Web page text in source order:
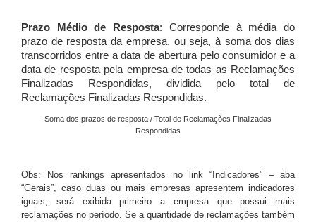
Prazo Médio de Resposta: Corresponde à média do
prazo de resposta da empresa, ou seja, à soma dos dias
transcorridos entre a data de abertura pelo consumidor e a
data de resposta pela empresa de todas as Reclamações
Finalizadas Respondidas, dividida pelo total de
Reclamações Finalizadas Respondidas.
Soma dos prazos de resposta / Total de Reclamações Finalizadas
Respondidas
Obs: Nos rankings apresentados no link “Indicadores” – aba
“Gerais”, caso duas ou mais empresas apresentem indicadores
iguais, será exibida primeiro a empresa que possui mais
reclamações no período. Se a quantidade de reclamações também